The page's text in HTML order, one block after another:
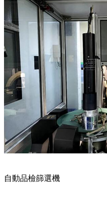
自動品檢篩選機